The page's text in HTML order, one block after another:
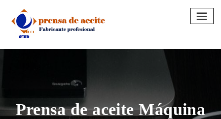
content
Prensa de aceite Máquina